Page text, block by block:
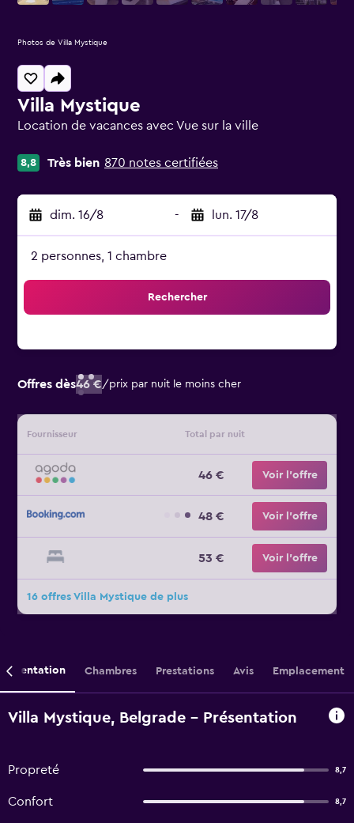
Villa Mystique
Location de vacances avec Vue sur la ville
8,8 Très bien 870 notes certifiées
dim. 16/8 - lun. 17/8
2 personnes, 1 chambre
Rechercher
Offres dès46 €/prix par nuit le moins cher
Fournisseur Total par nuit
46 € Voir l’offre
48 € Voir l’offre
53 € Voir l’offre
16 offres Villa Mystique de plus
Photos de Villa Mystique
Présentation Chambres Prestations Avis Emplacement
Villa Mystique, Belgrade - Présentation
Propreté 8,7
Confort 8,7